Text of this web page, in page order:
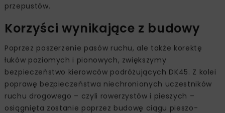
przepustów.
Korzyści wynikające z budowy
Poprzez poszerzenie pasów ruchu, ale także korektę
łuków poziomych i pionowych, zwiększymy
bezpieczeństwo kierowców podróżujących DK45. Z kolei
poprawę bezpieczeństwa niechronionych uczestników
ruchu drogowego – czyli rowerzystów i pieszych –
osiągnięta zostanie poprzez budowę ciągu pieszo-